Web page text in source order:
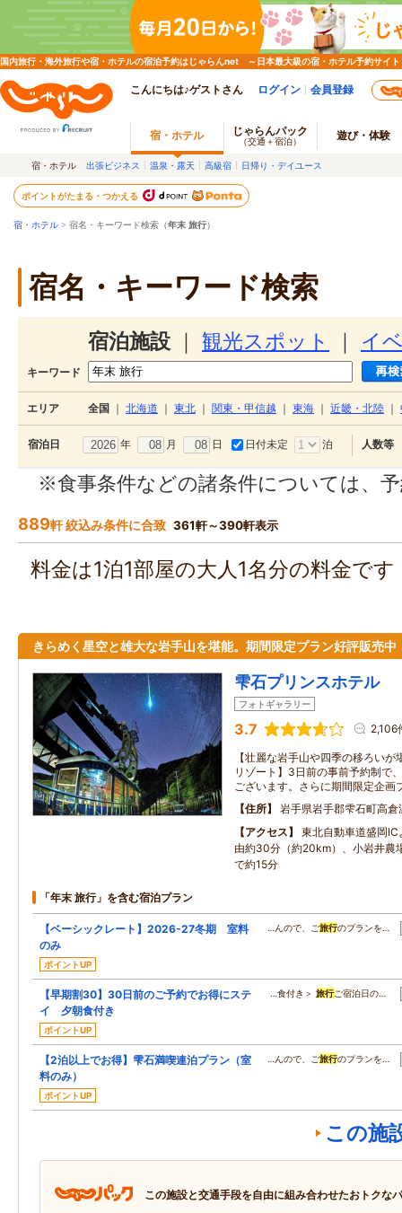
国内旅行・海外旅行や宿・ホテルの宿泊予約はじゃらんnet ～日本最大級の宿・ホテル予約サイト
こんにちは♪ゲストさん ログイン 会員登録
宿・ホテル じゃらんパック
（交通＋宿泊） 遊び・体験
宿・ホテル 出張ビジネス 温泉・露天 高級宿 日帰り・デイユース
ポイントがたまる・つかえる
宿・ホテル > 宿名・キーワード検索（年末 旅行）
宿名・キーワード検索
宿泊施設 観光スポット イ
キーワード
エリア 全国 北海道 東北 関東・甲信越 東海 近畿・北陸
宿泊日 年 月 日 日付未定 泊 人数等
※食事条件などの諸条件については、
889軒 絞込み条件に合致 361軒～390軒表示
料金は1泊1部屋の大人1名分の料金で
きらめく星空と雄大な岩手山を堪能。期間限定プラン好評販売中
雫石プリンスホテル
フォトギャラリー
3.7 2,106
【壮麗な岩手山や四季の移ろい
リゾート】3日前の事前予約制で
ございます。さらに期間限定企画
住所
岩手県岩手郡雫石町高倉
アクセス
東北自動車道盛岡
由約30分（約20km）、小岩井農
で約15分
「年末 旅行」を含む宿泊プラン
【ベーシックレート】2026-27冬期 室料
のみ
ポイントUP
…んので、ご旅行のプランを…
【早期割30】30日前のご予約でお得にステ
イ 夕朝食付き
ポイントUP
…食付き＞旅行ご宿泊日の…
【2泊以上でお得】雫石満喫連泊プラン（室
料のみ）
ポイントUP
…んので、ご旅行のプランを…
この施
この施設と交通手段を自由に組み合わせたおトクな